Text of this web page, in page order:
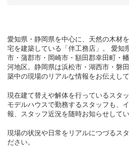
愛知県・静岡県を中心に、天然の木材
宅を建築している「伴工務店」。 愛知
市・蒲郡市・岡崎市・額田郡幸田町・
河地区。静岡県は浜松市・湖西市・磐
築中の現場のリアルな情報をお伝えして
現在建て替えや解体を行っているスタ
モデルハウスで勤務するスタッフも、
報、スタッフ近況を随時お知らせしてい
現場の状況や日常をリアルにつづるス
ださい。